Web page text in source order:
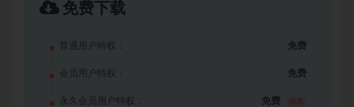
免费下载
普通用户特权： 免费
会员用户特权： 免费
永久会员用户特权： 免费